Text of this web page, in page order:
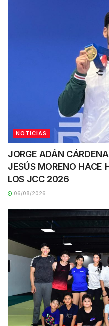
NOTICIAS
JORGE ADÁN
JESÚS MORENO HACE
LOS JCC 2026
06/08/2026